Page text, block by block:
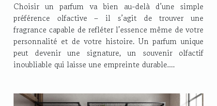
Choisir un parfum va bien au-delà d’une simple
préférence olfactive – il s’agit de trouver une
fragrance capable de refléter l’essence même de votre
personnalité et de votre histoire. Un parfum unique
peut devenir une signature, un souvenir olfactif
inoubliable qui laisse une empreinte durable....